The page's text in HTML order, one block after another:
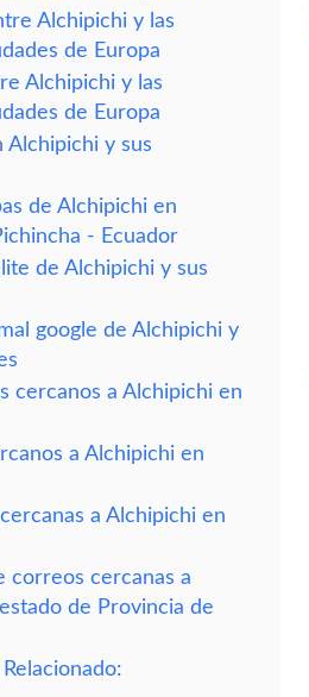
Alchipichi y las
de Europa
Alchipichi y las
de Europa
Alchipichi y sus
de Alchipichi en
- Ecuador
de Alchipichi y sus
google de Alchipichi y
cercanos a Alchipichi en
a Alchipichi en
a Alchipichi en
correos cercanas a
de Provincia de